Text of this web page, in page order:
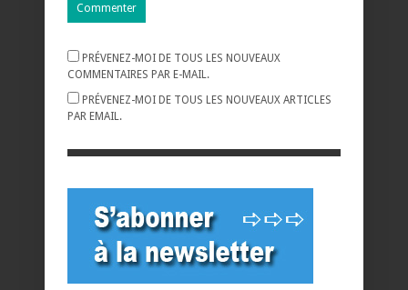
PRÉVENEZ-MOI DE TOUS LES NOUVEAUX
COMMENTAIRES PAR E-MAIL.
PRÉVENEZ-MOI DE TOUS LES NOUVEAUX ARTICLES
PAR EMAIL.